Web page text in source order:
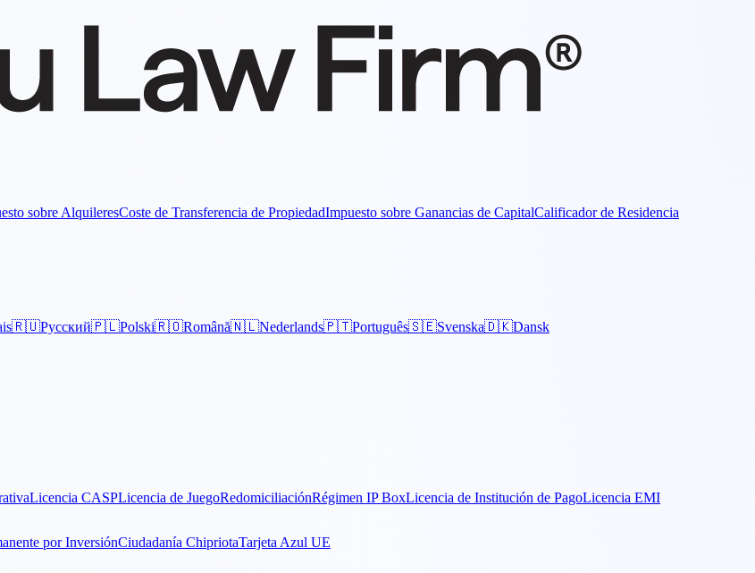
sobre AlquileresCoste de Transferencia de PropiedadImpuesto sobre Ganancias de CapitalCalificador de Residencia
🇷🇺Русский🇵🇱Polski🇷🇴Română🇳🇱Nederlands🇵🇹Português🇸🇪Svenska🇩🇰Dansk
Licencia CASPLicencia de JuegoRedomiciliaciónRégimen IP BoxLicencia de Institución de PagoLicencia EMI
por InversiónCiudadanía ChipriotaTarjeta Azul UE